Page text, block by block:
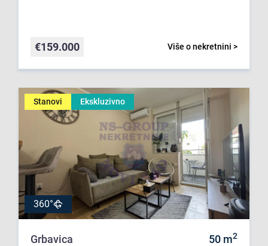
Više o nekretnini >
€159.000
Stanovi Ekskluzivno
360°
Grbavica 50 m2